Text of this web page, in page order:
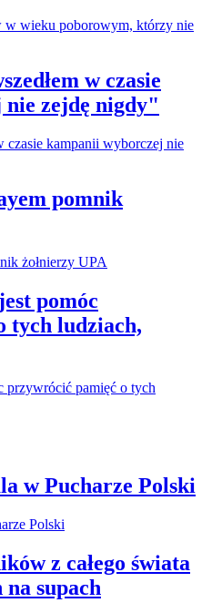
w czasie
zejdę nigdy"
pomnik
pomóc
tych ludziach,
w Pucharze Polski
z całego świata
supach